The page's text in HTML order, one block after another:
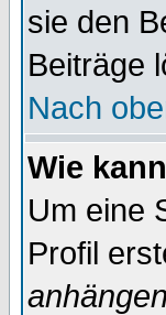
sie den
Beiträge
Nach
Wie
Um eine
Profil
anhängen